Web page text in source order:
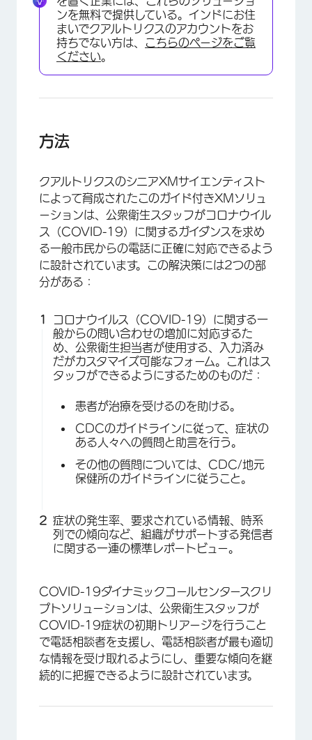
ンを無料で提供している。インドにお住
まいでクアルトリクスのアカウントをお
持ちでない方は、
こちらのページをご覧
ください。
方法
クアルトリクスのシニアXMサイエンティスト
によって育成されたこのガイド付きXMソリュ
ーションは、公衆衛生スタッフがコロナウイル
ス（COVID-19）に関するガイダンスを求め
る一般市民からの電話に正確に対応できるよう
に設計されています。この解決策には2つの部
分がある：
コロナウイルス（COVID-19）に関する一
般からの問い合わせの増加に対応するた
め、公衆衛生担当者が使用する、入力済み
だがカスタマイズ可能なフォーム。これはス
タッフができるようにするためのものだ：
患者が治療を受けるのを助ける。
CDCのガイドラインに従って、症状の
ある人々への質問と助言を行う。
その他の質問については、CDC/地元
保健所のガイドラインに従うこと。
症状の発生率、要求されている情報、時系
列での傾向など、組織がサポートする発信者
に関する一連の標準レポートビュー。
COVID-19ダイナミックコールセンタースクリ
プトソリューションは、公衆衛生スタッフが
COVID-19症状の初期トリアージを行うこと
で電話相談者を支援し、電話相談者が最も適切
な情報を受け取れるようにし、重要な傾向を継
続的に把握できるように設計されています。